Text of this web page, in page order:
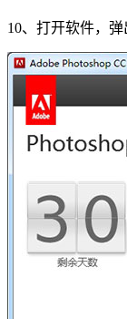
10、打开软件，弹